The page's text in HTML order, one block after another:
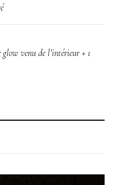
venu de l’intérieur + 1